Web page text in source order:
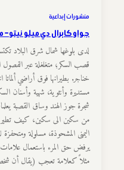
منشورات إبداعية
جواو كابرال دي ميلو نيتو
لدى بلوغها شمال شرق البلاد
قصب السكر؛ متغلغلة عبر
خناجر. بطيرانها فوق أراضي
مستديرة وأنثوية، شهية وأسنان
شجرة جوز الهند وساق القصبة
من سكين الى سكين، كيف تطير
اليمنى المشحوذة، مسلولة
يرفض حق المرء باستعمال
مثلاً كعلامة تعجب (يقال أن